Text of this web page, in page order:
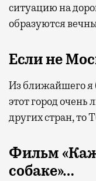
ситуацию на
образуются
Если не
Из ближайшего я
этот город
других стран, то
Фильм
собаке»…